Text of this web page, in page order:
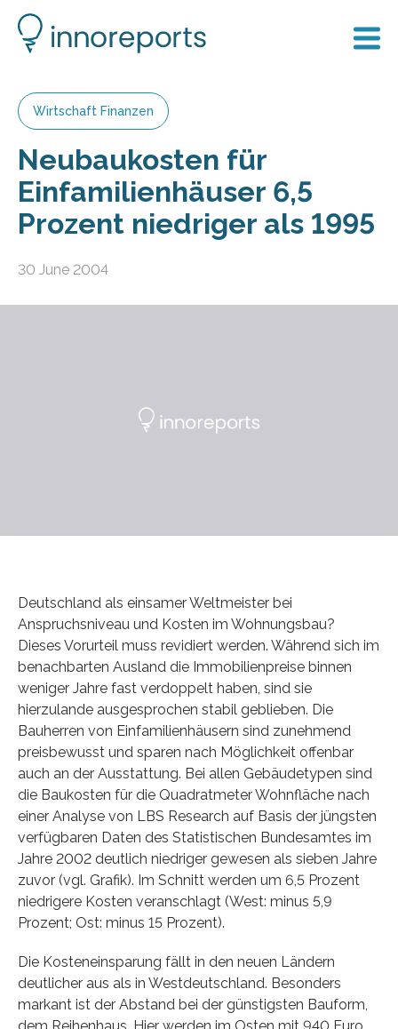
Wirtschaft Finanzen
Neubaukosten für
Einfamilienhäuser 6,5
Prozent niedriger als 1995
30 June 2004
Deutschland als einsamer Weltmeister bei
Anspruchsniveau und Kosten im Wohnungsbau?
Dieses Vorurteil muss revidiert werden. Während sich im
benachbarten Ausland die Immobilienpreise binnen
weniger Jahre fast verdoppelt haben, sind sie
hierzulande ausgesprochen stabil geblieben. Die
Bauherren von Einfamilienhäusern sind zunehmend
preisbewusst und sparen nach Möglichkeit offenbar
auch an der Ausstattung. Bei allen Gebäudetypen sind
die Baukosten für die Quadratmeter Wohnfläche nach
einer Analyse von LBS Research auf Basis der jüngsten
verfügbaren Daten des Statistischen Bundesamtes im
Jahre 2002 deutlich niedriger gewesen als sieben Jahre
zuvor (vgl. Grafik). Im Schnitt werden um 6,5 Prozent
niedrigere Kosten veranschlagt (West: minus 5,9
Prozent; Ost: minus 15 Prozent).
Die Kosteneinsparung fällt in den neuen Ländern
deutlicher aus als in Westdeutschland. Besonders
markant ist der Abstand bei der günstigsten Bauform,
dem Reihenhaus. Hier werden im Osten mit 940 Euro